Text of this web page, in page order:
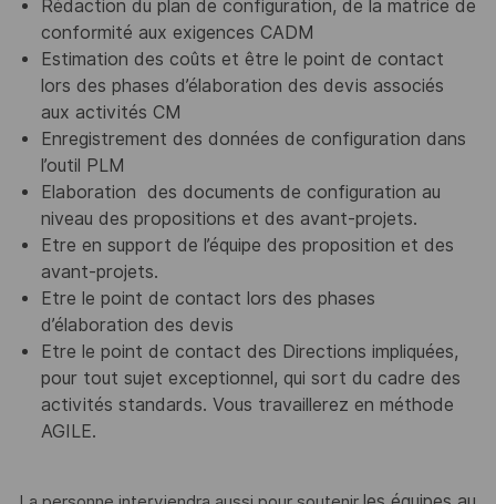
Rédaction du plan de configuration, de la matrice de
conformité aux exigences CADM
Estimation des coûts et être le point de contact
lors des phases d’élaboration des devis associés
aux activités CM
Enregistrement des données de configuration dans
l’outil PLM
Elaboration des documents de configuration au
niveau des propositions et des avant-projets.
Etre en support de l’équipe des proposition et des
avant-projets.
Etre le point de contact lors des phases
d’élaboration des devis
Etre le point de contact des Directions impliquées,
pour tout sujet exceptionnel, qui sort du cadre des
activités standards. Vous travaillerez en méthode
AGILE.